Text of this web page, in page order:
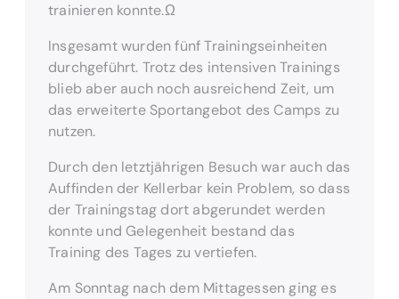
trainieren konnte.Ω
Insgesamt wurden fünf Trainingseinheiten
durchgeführt. Trotz des intensiven Trainings
blieb aber auch noch ausreichend Zeit, um
das erweiterte Sportangebot des Camps zu
nutzen.
Durch den letztjährigen Besuch war auch das
Auffinden der Kellerbar kein Problem, so dass
der Trainingstag dort abgerundet werden
konnte und Gelegenheit bestand das
Training des Tages zu vertiefen.
Am Sonntag nach dem Mittagessen ging es